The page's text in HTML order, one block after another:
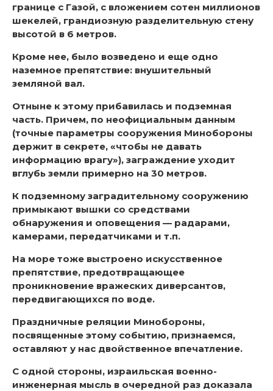
границе с Газой, с вложением сотен миллионов
шекелей, грандиозную разделительную стену
высотой в 6 метров.
Кроме нее, было возведено и еще одно
наземное препятствие: внушительный
земляной вал.
Отныне к этому прибавилась и подземная
часть. Причем, по неофициальным данным
(точные параметры сооружения Минобороны
держит в секрете, «чтобы не давать
информацию врагу»), заграждение уходит
вглубь земли примерно на 30 метров.
К подземному заградительному сооружению
примыкают вышки со средствами
обнаружения и оповещения — радарами,
камерами, передатчиками и т.п.
На море тоже выстроено искусственное
препятствие, предотвращающее
проникновение вражеских диверсантов,
передвигающихся по воде.
Праздничные реляции Минобороны,
посвященные этому событию, признаемся,
оставляют у нас двойственное впечатление.
С одной стороны, израильская военно-
инженерная мысль в очередной раз доказала